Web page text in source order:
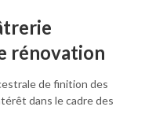
rénovation
de finition des
dans le cadre des